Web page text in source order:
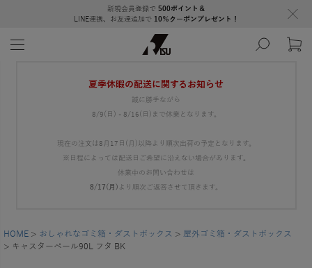
新規会員登録で 500ポイント＆
LINE連携、お友達追加で 10％クーポンプレゼント！
夏季休暇の配送に関するお知らせ
誠に勝手ながら
8/9(日) - 8/16(日)まで休業となります。
現在の注文は8月17日(月)以降より順次出荷の予定となります。
※日程によっては配送日ご希望に沿えない場合があります。
休業中のお問い合わせは
8/17(月) より順次ご返答させて頂きます。
HOME おしゃれなゴミ箱・ダストボックス
屋外ゴミ箱・ダストボックス
キャスターペール90L フタ BK